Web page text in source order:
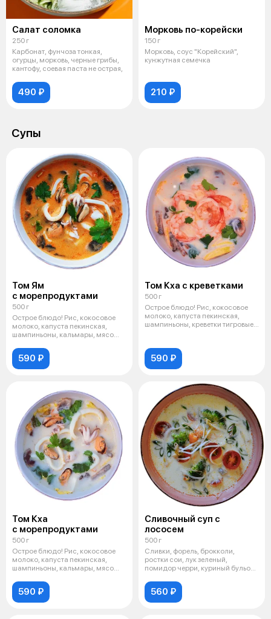
Салат соломка
250 г
Карбонат, фунчоза тонкая,
огурцы, морковь, черные грибы,
кантофу, соевая паста не острая,
490 ₽
Морковь по-корейски
150 г
Морковь, соус "Корейский",
кунжутная семечка
210 ₽
Супы
Том Ям
с морепродуктами
500 г
Острое блюдо! Рис, кокосовое
молоко, капуста пекинская,
шампиньоны, кальмары, мясо
590 ₽
Том Кха с креветками
500 г
Острое блюдо! Рис, кокосовое
молоко, капуста пекинская,
шампиньоны, креветки тигровые,
590 ₽
Том Кха
с морепродуктами
500 г
Острое блюдо! Рис, кокосовое
молоко, капуста пекинская,
шампиньоны, кальмары, мясо
590 ₽
Сливочный суп с
лососем
500 г
Сливки, форель, брокколи,
ростки сои, лук зеленый,
помидор черри, куриный бульон,
560 ₽